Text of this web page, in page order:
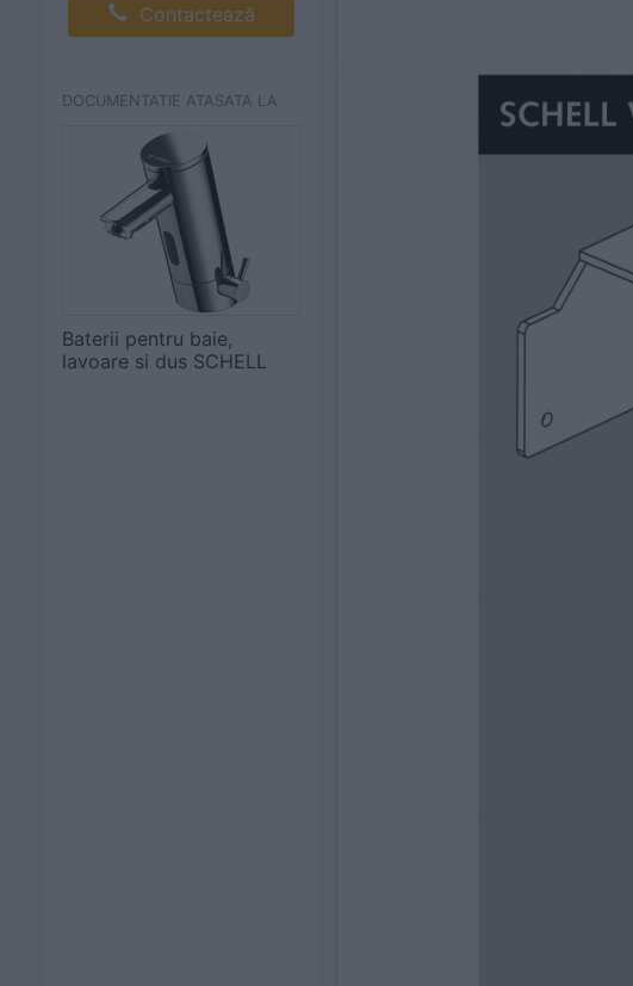
Contactează
DOCUMENTATIE ATASATA LA
Baterii pentru baie,
lavoare si dus SCHELL